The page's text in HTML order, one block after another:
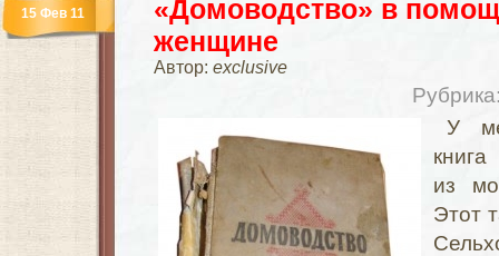
«Домоводство» в
женщине
Автор: exclusive
15 Фев 11
У
из
Этот